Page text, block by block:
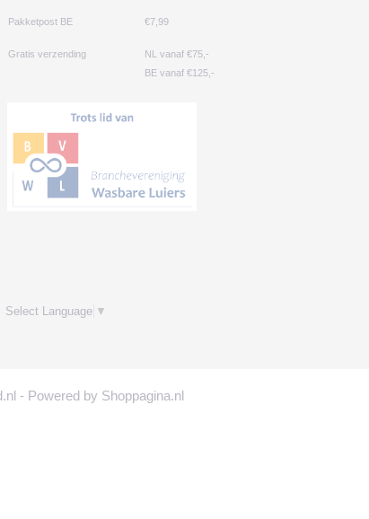
Pakketpost BE €7,99
Gratis verzending
NL vanaf €75,-
BE vanaf €125,-
Select Language ▼
- Powered by Shoppagina.nl